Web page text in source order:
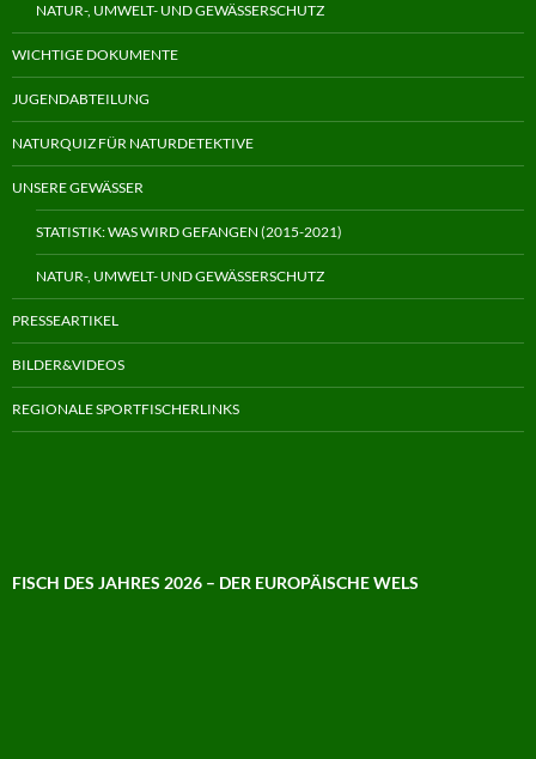
NATUR-, UMWELT- UND GEWÄSSERSCHUTZ
WICHTIGE DOKUMENTE
JUGENDABTEILUNG
NATURQUIZ FÜR NATURDETEKTIVE
UNSERE GEWÄSSER
STATISTIK: WAS WIRD GEFANGEN (2015-2021)
NATUR-, UMWELT- UND GEWÄSSERSCHUTZ
PRESSEARTIKEL
BILDER&VIDEOS
REGIONALE SPORTFISCHERLINKS
FISCH DES JAHRES 2026 – DER EUROPÄISCHE WELS